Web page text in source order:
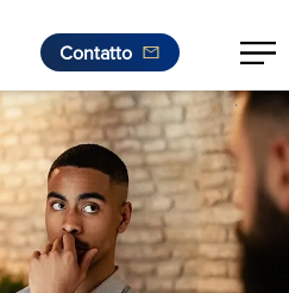
Contatto
.